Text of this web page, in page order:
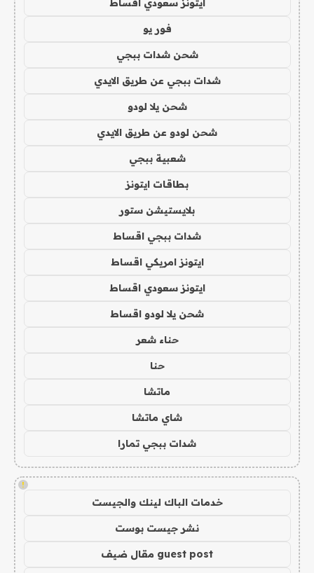
ايتونز سعودي اقساط
فور يو
شحن شدات ببجي
شدات ببجي عن طريق الايدي
شحن يلا لودو
شحن لودو عن طريق الايدي
شعبية ببجي
بطاقات ايتونز
بلايستيشن ستور
شدات ببجي اقساط
ايتونز امريكي اقساط
ايتونز سعودي اقساط
شحن يلا لودو اقساط
حناء شعر
حنا
ماتشا
شاي ماتشا
شدات ببجي تمارا
!
خدمات الباك لينك والجيست
نشر جيست بوست
guest post مقال ضيف